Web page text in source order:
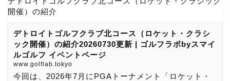
開催）の紹介
デトロイトゴルフクラブ北コース（ロケット・クラシ
ック開催）の紹介20260730更新 | ゴルフラボbyスマイ
ルゴルフ イベントページ
www.golflab.tokyo
今回は、2026年7月にPGAトーナメント「ロケット・